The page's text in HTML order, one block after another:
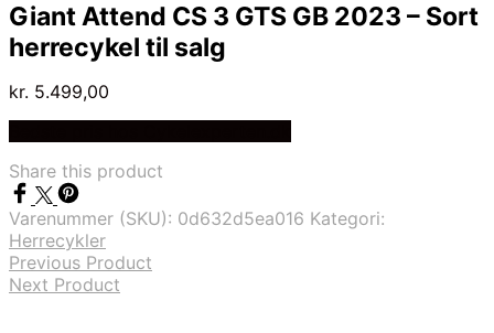
Giant Attend CS 3 GTS GB 2023 – Sort
herrecykel til salg
kr. 5.499,00
Share this product
Varenummer (SKU): 0d632d5ea016 Kategori:
Herrecykler
Previous Product
Next Product